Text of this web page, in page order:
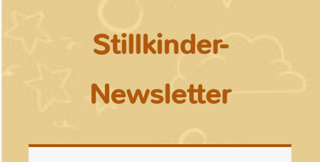
Stillkinder-
Newsletter